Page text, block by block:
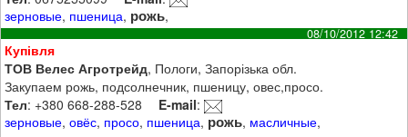
зерновые, пшеница, рожь,
08/10/2012 12:42
Купівля
ТОВ Велес Агротрейд, Пологи, Запорізька обл.
Закупаем рожь, подсолнечник, пшеницу, овес,просо.
Тел: +380 668-288-528 E-mail:
зерновые,овёс, просо, пшеница, рожь, масличные,